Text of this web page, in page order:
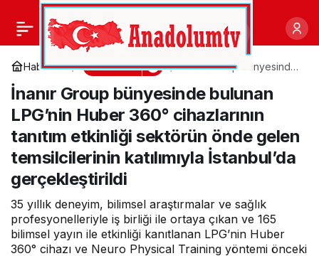
Haberler Ekonomi
İnanır Group bünyesinde
360° cihazlarının tanıtım
etkinliği sektörün önde
gelen temsilcilerinin
katılımıyla İstanbul’da
gerçekleştirildi
İnanır Group bünyesinde bulunan
LPG’nin Huber 360° cihazlarının
tanıtım etkinliği sektörün önde gelen
temsilcilerinin katılımıyla İstanbul’da
gerçekleştirildi
35 yıllık deneyim, bilimsel araştırmalar ve sağlık
profesyonelleriyle iş birliği ile ortaya çıkan ve 165
bilimsel yayın ile etkinliği kanıtlanan LPG’nin Huber
360° cihazı ve Neuro Physical Training yöntemi önceki
BİM 18. GES Yatırımını
Devreye Aldı
Paylaş